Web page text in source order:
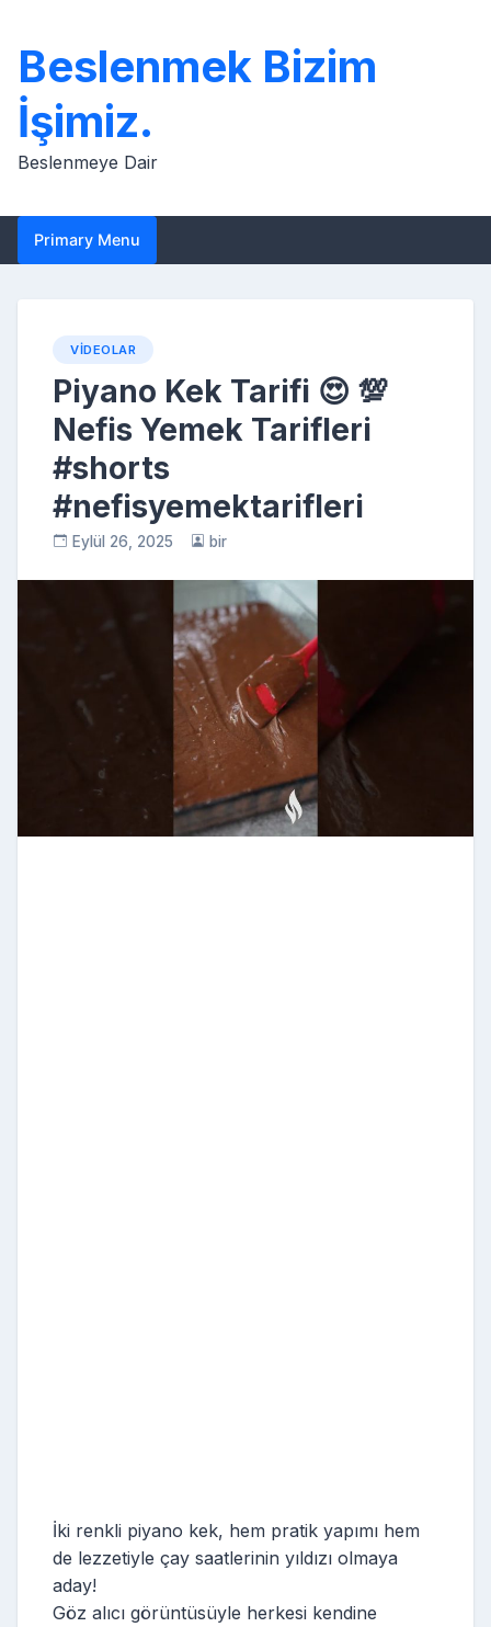
content
Beslenmek Bizim
İşimiz.
Beslenmeye Dair
Primary Menu
VIDEOLAR
Piyano Kek Tarifi 😍 💯
Nefis Yemek Tarifleri
#shorts
#nefisyemektarifleri
Eylül 26, 2025 bir
İki renkli piyano kek, hem pratik yapımı hem
de lezzetiyle çay saatlerinin yıldızı olmaya
aday!
Göz alıcı görüntüsüyle herkesi kendine